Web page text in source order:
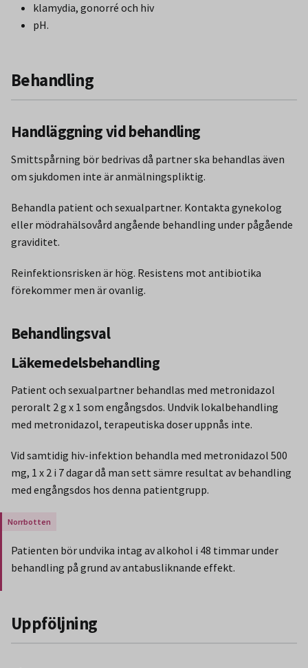
klamydia, gonorré och hiv
pH.
Behandling
Handläggning vid behandling
Smittspårning bör bedrivas då partner ska behandlas även
om sjukdomen inte är anmälningspliktig.
Behandla patient och sexualpartner. Kontakta gynekolog
eller mödrahälsovård angående behandling under pågående
graviditet.
Reinfektionsrisken är hög. Resistens mot antibiotika
förekommer men är ovanlig.
Behandlingsval
Läkemedelsbehandling
Patient och sexualpartner behandlas med metronidazol
peroralt 2 g x 1 som engångsdos. Undvik lokalbehandling
med metronidazol, terapeutiska doser uppnås inte.
Vid samtidig hiv-infektion behandla med metronidazol 500
mg, 1 x 2 i 7 dagar då man sett sämre resultat av behandling
med engångsdos hos denna patientgrupp.
Gäller endast för Region Norrbotten.
Patienten bör undvika intag av alkohol i 48 timmar under
behandling på grund av antabusliknande effekt.
Uppföljning